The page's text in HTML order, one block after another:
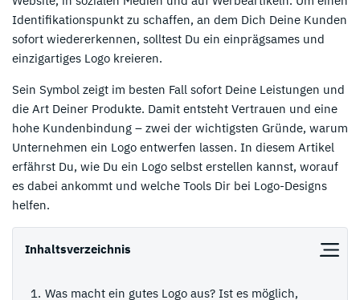
Identifikationspunkt zu schaffen, an dem Dich Deine Kunden
sofort wiedererkennen, solltest Du ein einprägsames und
einzigartiges Logo kreieren.
Sein Symbol zeigt im besten Fall sofort Deine Leistungen und
die Art Deiner Produkte. Damit entsteht Vertrauen und eine
hohe Kundenbindung – zwei der wichtigsten Gründe, warum
Unternehmen ein Logo entwerfen lassen. In diesem Artikel
erfährst Du, wie Du ein Logo selbst erstellen kannst, worauf
es dabei ankommt und welche Tools Dir bei Logo-Designs
helfen.
Inhaltsverzeichnis
Was macht ein gutes Logo aus? Ist es möglich,